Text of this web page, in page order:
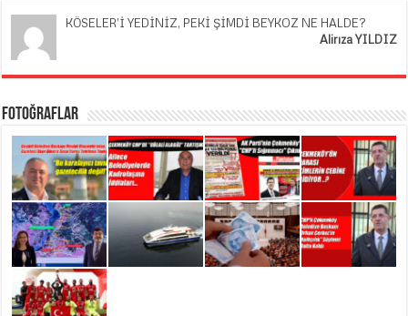
KÖSELER’İ YEDİNİZ, PEKİ ŞİMDİ BEYKOZ NE HALDE?
Alirıza YILDIZ
Fotoğraflar